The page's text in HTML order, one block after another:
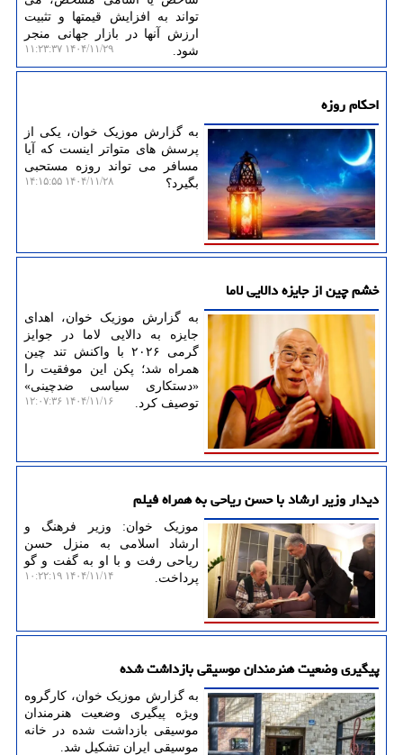
تواند به افزایش قیمتها و تثبیت
ارزش آنها در بازار جهانی منجر
شود.
۱۴۰۴/۱۱/۲۹ ۱۱:۲۳:۳۷
احکام روزه
به گزارش موزیک خوان، یکی از
پرسش های متواتر اینست که آیا
مسافر می تواند روزه مستحبی
بگیرد؟
۱۴۰۴/۱۱/۲۸ ۱۴:۱۵:۵۵
خشم چین از جایزه دالایی لاما
به گزارش موزیک خوان، اهدای
جایزه به دالایی لاما در جوایز
گرمی ۲۰۲۶ با واکنش تند چین
همراه شد؛ پکن این موفقیت را
«دستکاری سیاسی ضدچینی»
توصیف کرد.
۱۴۰۴/۱۱/۱۶ ۱۲:۰۷:۳۶
دیدار وزیر ارشاد با حسن ریاحی به همراه فیلم
موزیک خوان: وزیر فرهنگ و
ارشاد اسلامی به منزل حسن
ریاحی رفت و با او به گفت و گو
پرداخت.
۱۴۰۴/۱۱/۱۴ ۱۰:۲۲:۱۹
پیگیری وضعیت هنرمندان موسیقی بازداشت شده
به گزارش موزیک خوان، کارگروه
ویژه پیگیری وضعیت هنرمندان
موسیقی بازداشت شده در خانه
موسیقی ایران تشکیل شد.